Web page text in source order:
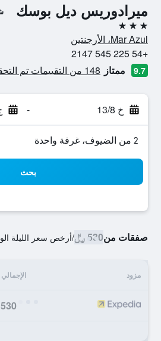
ميرادوريس ديل بوسك
3 نجوم
Mar Azul، الأرجنتين
+54 225 545 2147
9.7 ممتاز 148 من التقييمات تم التحقق منها
خ 13/8 - ج
2 من الضيوف، غرفة واحدة
بحث
صفقات من530 ﷼ /أرخص سعر الليلة
مزود
530 ﷼